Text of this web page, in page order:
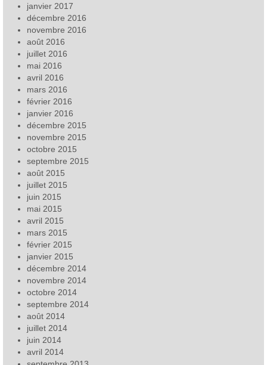
janvier 2017
décembre 2016
novembre 2016
août 2016
juillet 2016
mai 2016
avril 2016
mars 2016
février 2016
janvier 2016
décembre 2015
novembre 2015
octobre 2015
septembre 2015
août 2015
juillet 2015
juin 2015
mai 2015
avril 2015
mars 2015
février 2015
janvier 2015
décembre 2014
novembre 2014
octobre 2014
septembre 2014
août 2014
juillet 2014
juin 2014
avril 2014